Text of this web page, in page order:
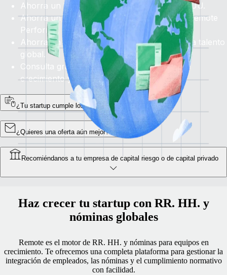
Ahorra un 15 % en servicios de PEO en EE. UU.
Ahorra un 15 % en la Gestión de RR. HH. y Remote
Perform.
Ahorra un 15 % enRecruit AI para acceder a talento
global.
Consulta gratuita para evaluar tus planes de
crecimiento y contratación.
¿Tu startup cumple los requisitos?
¿Quieres una oferta aún mejor?
Recomiéndanos a tu empresa de capital riesgo o de capital privado
Haz crecer tu startup con RR. HH. y
nóminas globales
Remote es el motor de RR. HH. y nóminas para equipos en
crecimiento. Te ofrecemos una completa plataforma para gestionar la
integración de empleados, las nóminas y el cumplimiento normativo
con facilidad.